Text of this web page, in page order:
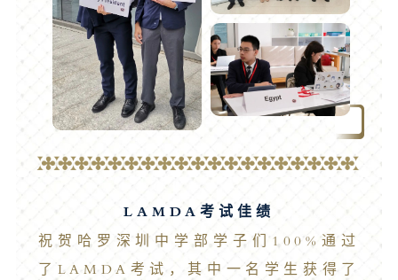
LAMDA考试佳绩
祝贺哈罗深圳中学部学子们100%通过
了LAMDA考试，其中一名学生获得了